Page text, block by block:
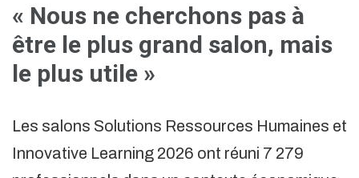
« Nous ne cherchons pas à
être le plus grand salon, mais
le plus utile »
Les salons Solutions Ressources Humaines et
Innovative Learning 2026 ont réuni 7 279